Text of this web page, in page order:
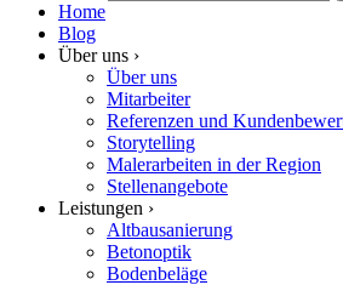
Home
Blog
Über uns ›
Über uns
Mitarbeiter
Referenzen und
Storytelling
Malerarbeiten in der Region
Stellenangebote
Leistungen ›
Altbausanierung
Betonoptik
Bodenbeläge